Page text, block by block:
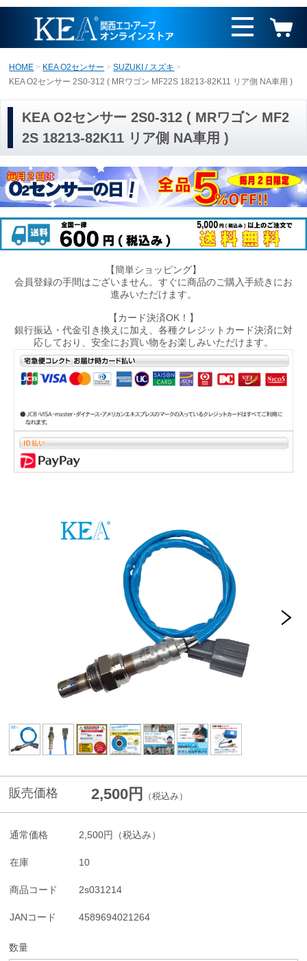
HOME KEA O2センサー
SUZUKI / スズキ
KEA O2センサー 2S0-312 ( MRワゴン MF22S 18213-82K11 リア側 NA車用 )
KEA O2センサー 2S0-312 ( MRワゴン MF2
2S 18213-82K11 リア側 NA車用 )
【簡単ショッピング】
会員登録の手間はございません。すぐに商品のご購入手続きにお
進みいただけます。
【カード決済OK！】
銀行振込・代金引き換えに加え、各種クレジットカード決済に対
応しており、安全にお買い物をお楽しみいただけます。
販売価格 2,500円 （税込み）
通常価格 2,500円 （税込み）
在庫 10
商品コード 2s031214
JANコード 4589694021264
数量